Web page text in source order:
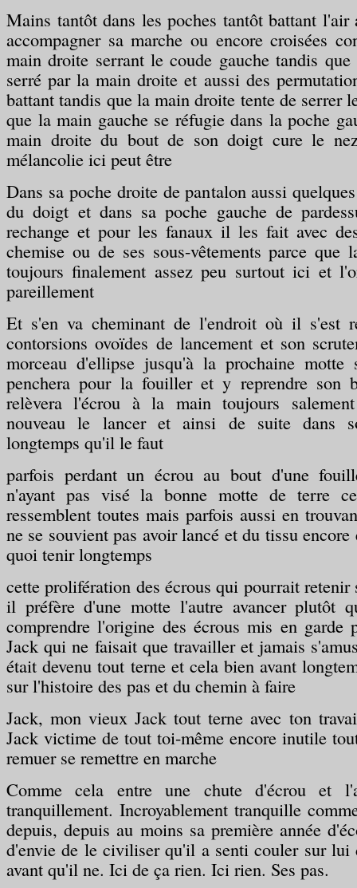
Mains tantôt dans les poches tantôt battant
accompagner sa marche ou encore croisées
main droite serrant le coude gauche tandis
serré par la main droite et aussi des
battant tandis que la main droite tente de serrer
que la main gauche se réfugie dans la poche
main droite du bout de son doigt cure le
mélancolie ici peut être
Dans sa poche droite de pantalon aussi
du doigt et dans sa poche gauche de
rechange et pour les fanaux il les fait avec
chemise ou de ses sous-vêtements parce que
toujours finalement assez peu surtout ici et
pareillement
Et s'en va cheminant de l'endroit où il s'est
contorsions ovoïdes de lancement et son
morceau d'ellipse jusqu'à la prochaine
penchera pour la fouiller et y reprendre son
relèvera l'écrou à la main toujours
nouveau le lancer et ainsi de suite dans
longtemps qu'il le faut
parfois perdant un écrou au bout d'une
n'ayant pas visé la bonne motte de terre
ressemblent toutes mais parfois aussi en
ne se souvient pas avoir lancé et du tissu encore
quoi tenir longtemps
cette prolifération des écrous qui pourrait retenir
il préfère d'une motte l'autre avancer plutôt
comprendre l'origine des écrous mis en garde
Jack qui ne faisait que travailler et jamais
était devenu tout terne et cela bien avant
sur l'histoire des pas et du chemin à faire
Jack, mon vieux Jack tout terne avec ton
Jack victime de tout toi-même encore inutile
remuer se remettre en marche
Comme cela entre une chute d'écrou et
tranquillement. Incroyablement tranquille
depuis, depuis au moins sa première année
d'envie de le civiliser qu'il a senti couler sur lui
avant qu'il ne. Ici de ça rien. Ici rien. Ses pas.